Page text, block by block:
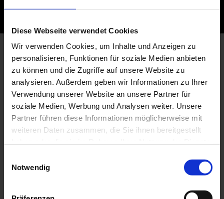
Diese Webseite verwendet Cookies
Wir verwenden Cookies, um Inhalte und Anzeigen zu
personalisieren, Funktionen für soziale Medien anbieten
zu können und die Zugriffe auf unsere Website zu
analysieren. Außerdem geben wir Informationen zu Ihrer
Verwendung unserer Website an unsere Partner für
soziale Medien, Werbung und Analysen weiter. Unsere
Partner führen diese Informationen möglicherweise mit
weiteren Daten zusammen, die Sie ihnen bereitgestellt
Notwendig
INNENBEREICH
Hallenleuchten
Lichtbandsysteme
Feuchtraumleuchten
Arbeitsleuchten
Modulare Systemleuchten
Anbau-Pendelleuchten